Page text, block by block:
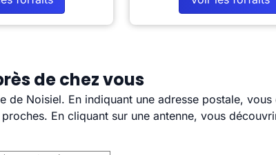
de chez vous
de Noisiel. En indiquant une adresse postale,
En cliquant sur une antenne, vous